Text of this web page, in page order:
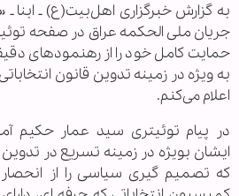
به گزارش خبرگزاری اهل‌بیت(ع) ـ
جریان ملی الحکمه عراق در صفحه
حمایت کامل خود را از رهنمود‌های
به ویژه در زمینه تدوین قانون
اعلام می‌کنم.
در پیام توئیتری سید عمار حکیم
ایشان بویژه در زمینه تسریع در تدوین
که تصمیم گیری سیاسی را از